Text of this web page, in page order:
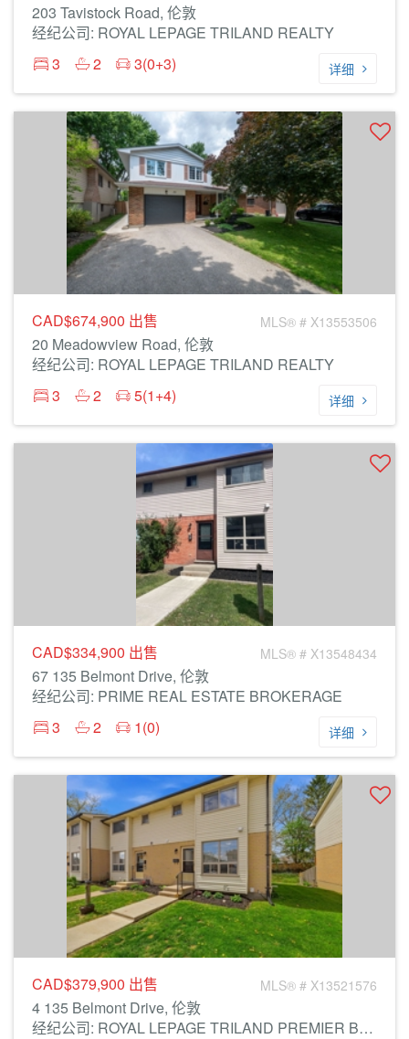
203 Tavistock Road, 伦敦
经纪公司: ROYAL LEPAGE TRILAND REALTY
3
2 3(0+3) 详细
CAD$674,900 出售 MLS® # X13553506
20 Meadowview Road, 伦敦
经纪公司: ROYAL LEPAGE TRILAND REALTY
3
2 5(1+4) 详细
CAD$334,900 出售 MLS® # X13548434
67 135 Belmont Drive, 伦敦
经纪公司: PRIME REAL ESTATE BROKERAGE
3
2 1(0) 详细
CAD$379,900 出售 MLS® # X13521576
4 135 Belmont Drive, 伦敦
经纪公司: ROYAL LEPAGE TRILAND PREMIER BROKERAGE